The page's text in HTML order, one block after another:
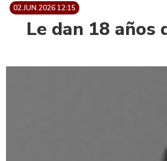
02.JUN.2026 12:15
Le dan 18